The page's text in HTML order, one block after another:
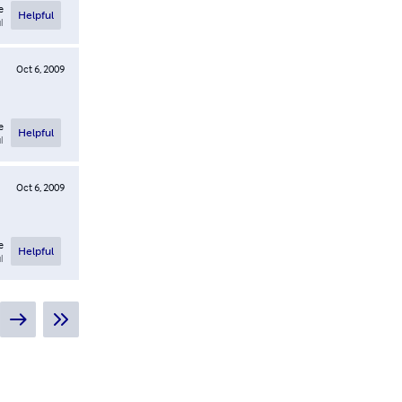
Helpful
Oct 6, 2009
Helpful
Oct 6, 2009
Helpful